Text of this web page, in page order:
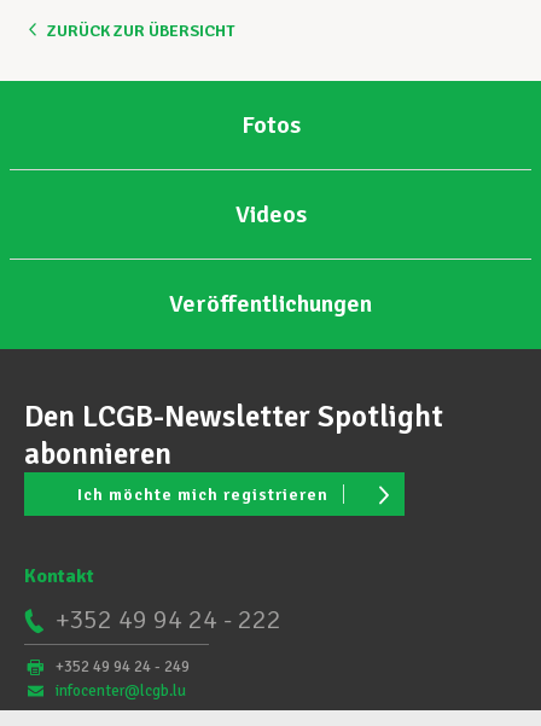
ZURÜCK ZUR ÜBERSICHT
Fotos
Videos
Veröffentlichungen
Den LCGB-Newsletter Spotlight
abonnieren
Ich möchte mich registrieren
Kontakt
+352 49 94 24 - 222
+352 49 94 24 - 249
infocenter@lcgb.lu